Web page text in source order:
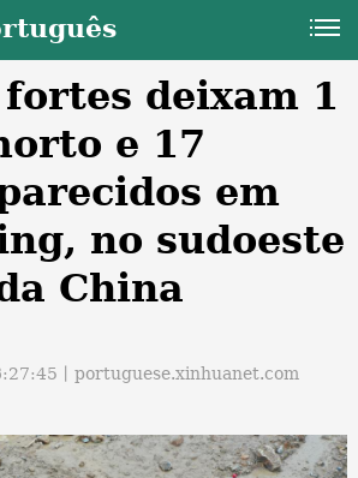
fortes deixam 1
e 17
em
no sudoeste
China
丨portuguese.xinhuanet.com